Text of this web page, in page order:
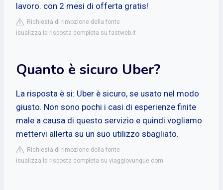
lavoro. con 2 mesi di offerta gratis!
Richiesta di rimozione della fonte
isualizza la risposta completa su fastweb.it
Quanto è sicuro Uber?
La risposta è si: Uber è sicuro, se usato nel modo
giusto. Non sono pochi i casi di esperienze finite
male a causa di questo servizio e quindi vogliamo
mettervi allerta su un suo utilizzo sbagliato.
Richiesta di rimozione della fonte
isualizza la risposta completa su viaggiovunque.com